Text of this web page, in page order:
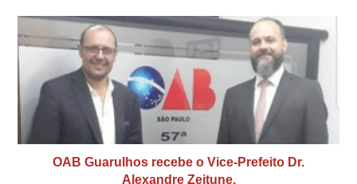
OAB Guarulhos recebe o Vice-Prefeito Dr.
Alexandre Zeitune.